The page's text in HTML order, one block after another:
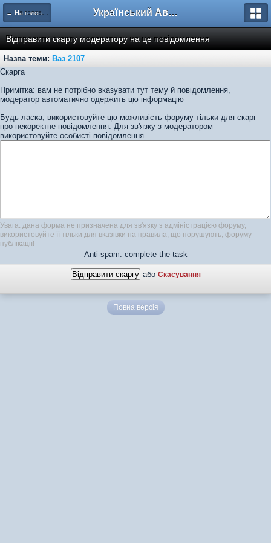
← На головну Український Автоклуб ВАЗ
Відправити скаргу модератору на це повідомлення
Назва теми: Ваз 2107
Скарга
Примітка: вам не потрібно вказувати тут тему й повідомлення,
модератор автоматично одержить цю інформацію
Будь ласка, використовуйте цю можливість форуму тільки для скарг
про некоректне повідомлення. Для зв'язку з модератором
використовуйте особисті повідомлення.
Увага: дана форма не призначена для зв'язку з адміністрацією форуму,
використовуйте її тільки для вказівки на правила, що порушують, форуму
публікації!
Anti-spam: complete the task
або Скасування
Повна версія